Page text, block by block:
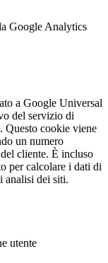
Google Analytics
a Google Universal
del servizio di
Questo cookie viene
un numero
cliente. È incluso
per calcolare i dati di
analisi dei siti.
utente